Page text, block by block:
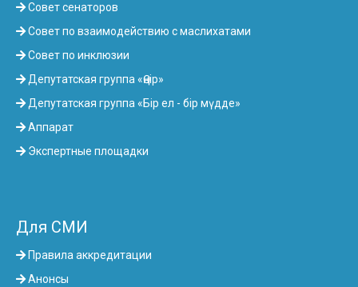
Совет сенаторов
Совет по взаимодействию с маслихатами
Совет по инклюзии
Депутатская группа «Өңір»
Депутатская группа «Бір ел - бір мүдде»
Аппарат
Экспертные площадки
Для СМИ
Правила аккредитации
Анонсы